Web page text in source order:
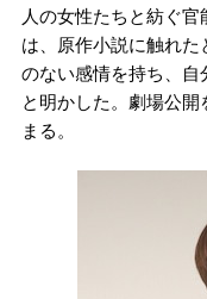
人の女性たちと紡ぐ
は、原作小説に触れた
のない感情を持ち、自
と明かした。劇場公
まる。